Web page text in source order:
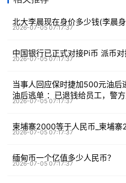
北大李晨现在身价多少钱(李晨
2026-07-05 07:17:37
中国银行已正式对接Pi币 派币
2026-07-05 07:17:37
当事人回应保时捷加500元油后
油后逃单 ：已退钱给员工，警
2026-07-05 07:17:37
柬埔寨2000等于人民币_柬埔
2026-07-05 07:17:37
缅甸币一个亿值多少人民币？
2026-07-05 07:17:37